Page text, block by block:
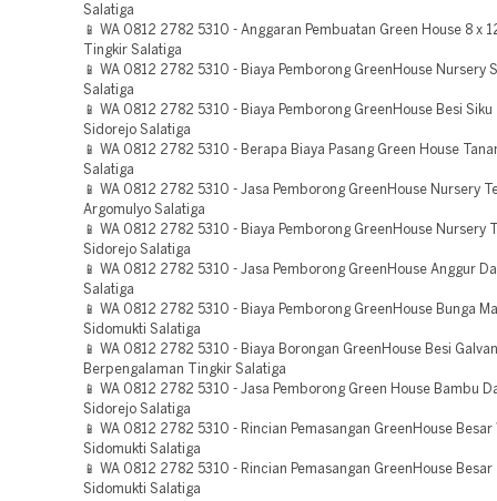
Salatiga
📱 WA 0812 2782 5310 - Anggaran Pembuatan Green House 8 x
Tingkir Salatiga
📱 WA 0812 2782 5310 - Biaya Pemborong GreenHouse Nursery
Salatiga
📱 WA 0812 2782 5310 - Biaya Pemborong GreenHouse Besi
Sidorejo Salatiga
📱 WA 0812 2782 5310 - Berapa Biaya Pasang Green House
Salatiga
📱 WA 0812 2782 5310 - Jasa Pemborong GreenHouse Nursery
Argomulyo Salatiga
📱 WA 0812 2782 5310 - Biaya Pemborong GreenHouse Nursery
Sidorejo Salatiga
📱 WA 0812 2782 5310 - Jasa Pemborong GreenHouse Anggur
Salatiga
📱 WA 0812 2782 5310 - Biaya Pemborong GreenHouse Bunga
Sidomukti Salatiga
📱 WA 0812 2782 5310 - Biaya Borongan GreenHouse Besi
Berpengalaman Tingkir Salatiga
📱 WA 0812 2782 5310 - Jasa Pemborong Green House Bambu
Sidorejo Salatiga
📱 WA 0812 2782 5310 - Rincian Pemasangan GreenHouse Besar
Sidomukti Salatiga
📱 WA 0812 2782 5310 - Rincian Pemasangan GreenHouse
Sidomukti Salatiga